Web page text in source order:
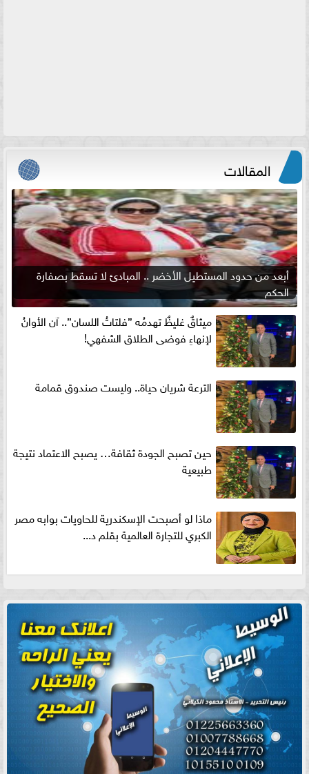
المقالات
أبعد من حدود المستطيل الأخضر .. المبادئ لا تسقط بصفارة
الحكم
ميثاقٌ غليظٌ تهدمُه ”فلتاتُ اللسان”.. آن الأوانُ
لإنهاءِ فوضى الطلاق الشفهي!
الترعة شريان حياة.. وليست صندوق قمامة
حين تصبح الجودة ثقافة… يصبح الاعتماد نتيجة
طبيعية
ماذا لو أصبحت الإسكندرية للحاويات بوابه مصر
الكبري للتجارة العالمية بقلم د...